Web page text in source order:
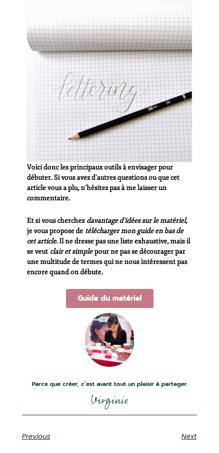
Voici donc les principaux outils à envisager pour
débuter. Si vous avez d’autres questions ou que cet
article vous a plu, n’hésitez pas à me laisser un
commentaire.
Et si vous cherchez davantage d’idées sur le matériel,
je vous propose de télécharger mon guide en bas de
cet article. Il ne dresse pas une liste exhaustive, mais il
se veut clair et simplepour ne pas se décourager par
une multitude de termes qui ne nous intéressent pas
encore quand on débute.
Guide du matériel
Parce que créer, c’est avant tout un plaisir à partager.
Previous Next